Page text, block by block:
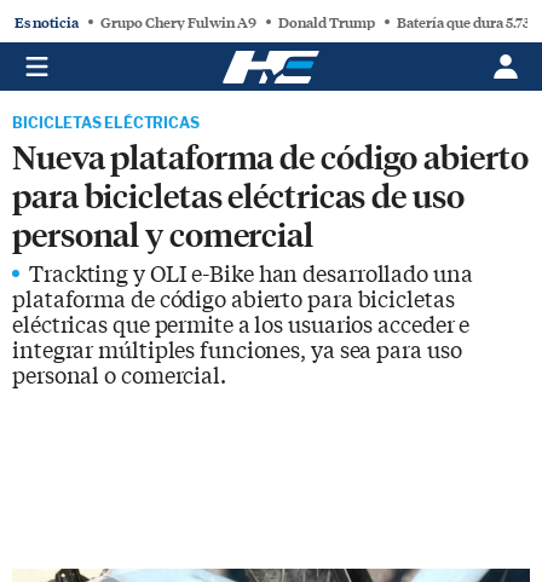
Es noticia Grupo Chery Fulwin A9 Donald Trump Batería que dura
BICICLETAS ELÉCTRICAS
Nueva plataforma de código abierto
para bicicletas eléctricas de uso
personal y comercial
Trackting y OLI e-Bike han desarrollado una
plataforma de código abierto para bicicletas
eléctricas que permite a los usuarios acceder e
integrar múltiples funciones, ya sea para uso
personal o comercial.